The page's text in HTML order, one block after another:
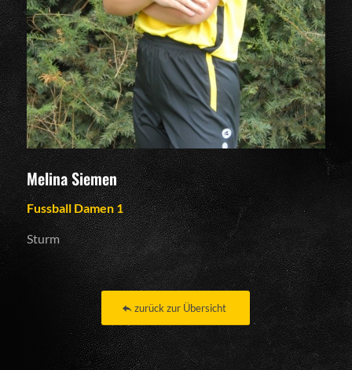
Melina Siemen
Fussball Damen 1
Sturm
zurück zur Übersicht